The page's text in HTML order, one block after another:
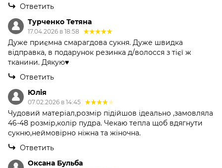
Ответить
Турченко Тетяна
17.04.2026 в 18:58
Дуже приємна смарагдова сукня. Дуже швидка
відправка, в подарунок резинка д/волосся з тієї ж
тканини. Дякую♥️
Ответить
Юлія
07.02.2026 в 14:45
Чудовий матеріал,розмір підійшов ідеально ,замовляла
46-48 розмір,колір пудра. Чекаю тепла щоб вдягнути
сукню,неймовірно ніжна та жіночна.
Ответить
Оксана Бульба